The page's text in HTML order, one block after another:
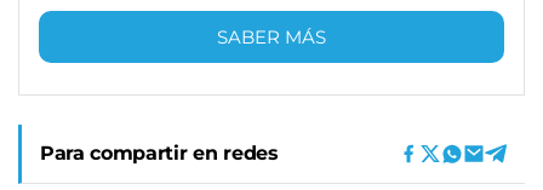
SABER MÁS
Para compartir en redes